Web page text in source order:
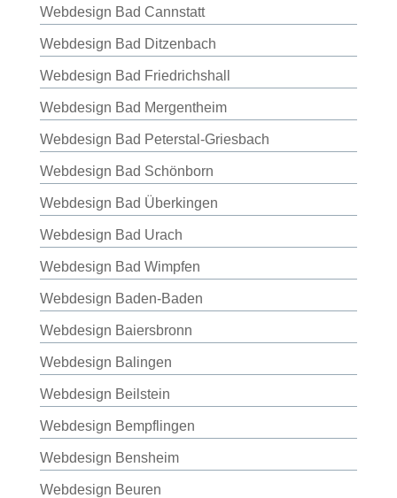
Webdesign Bad Cannstatt
Webdesign Bad Ditzenbach
Webdesign Bad Friedrichshall
Webdesign Bad Mergentheim
Webdesign Bad Peterstal-Griesbach
Webdesign Bad Schönborn
Webdesign Bad Überkingen
Webdesign Bad Urach
Webdesign Bad Wimpfen
Webdesign Baden-Baden
Webdesign Baiersbronn
Webdesign Balingen
Webdesign Beilstein
Webdesign Bempflingen
Webdesign Bensheim
Webdesign Beuren